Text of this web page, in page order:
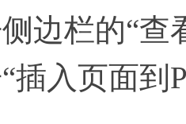
栏的“查
入页面到